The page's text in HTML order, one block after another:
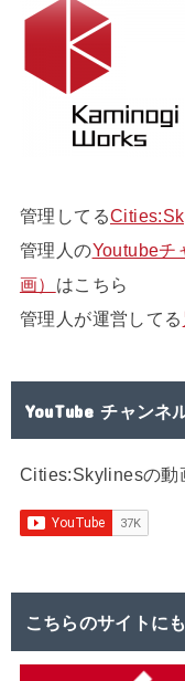
管理してる
管理人のYoutubeチ
画） はこちら
管理人が運営してる
YouTube チャンネ
Cities:Skylinesの動
こちらのサイトに